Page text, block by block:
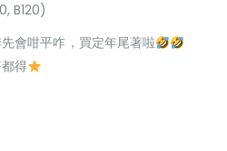
B120)
會咁平咋，買定年尾著啦
得